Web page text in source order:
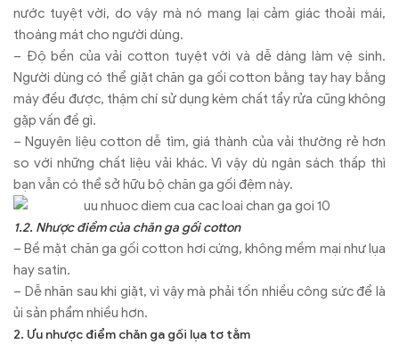
nước tuyệt vời, do vậy mà nó mang lại cảm giác thoải mái,
thoáng mát cho người dùng.
– Độ bền của vải cotton tuyệt vời và dễ dàng làm vệ sinh.
Người dùng có thể giặt chăn ga gối cotton bằng tay hay bằng
máy đều được, thậm chí sử dụng kèm chất tẩy rửa cũng không
gặp vấn đề gì.
– Nguyên liệu cotton dễ tìm, giá thành của vải thường rẻ hơn
so với những chất liệu vải khác. Vì vậy dù ngân sách thấp thì
bạn vẫn có thể sở hữu bộ chăn ga gối đệm này.
1.2. Nhược điểm của chăn ga gối cotton
– Bề mặt chăn ga gối cotton hơi cứng, không mềm mại như lụa
hay satin.
– Dễ nhăn sau khi giặt, vì vậy mà phải tốn nhiều công sức để là
ủi sản phẩm nhiều hơn.
2. Ưu nhược điểm chăn ga gối lụa tơ tằm